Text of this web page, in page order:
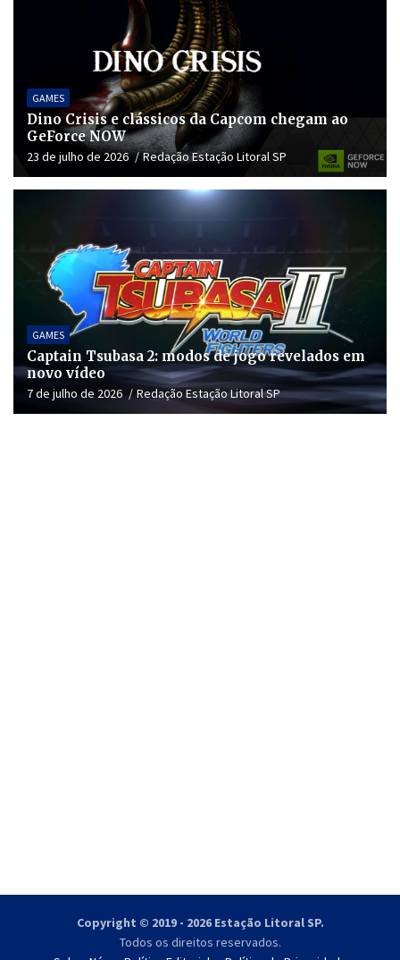
GAMES
Dino Crisis e clássicos da Capcom chegam ao
GeForce NOW
23 de julho de 2026 Redação Estação Litoral SP
GAMES
Captain Tsubasa 2: modos de jogo revelados em
novo vídeo
7 de julho de 2026 Redação Estação Litoral SP
Copyright © 2019 - 2026 Estação Litoral SP.
Todos os direitos reservados.